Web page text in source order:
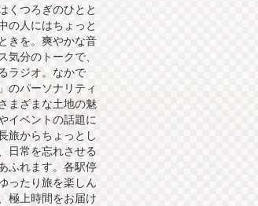
くつろぎのひとと
の人にはちょっと
きを。爽やかな音
気分のトークで、
ラジオ。なかで
のパーソナリティ
まざまな土地の魅
イベントの話題に
旅からちょっとし
日常を忘れさせる
ふれます。各駅停
ったり旅を楽しん
極上時間をお届け